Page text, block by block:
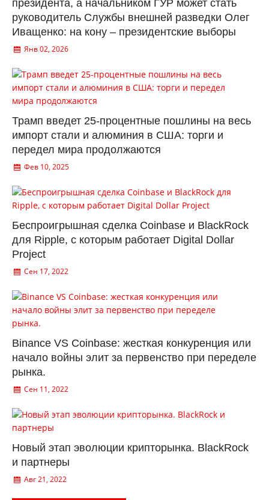
президента, а начальником ГУР может стать
руководитель Службы внешней разведки Олег
Иващенко: на кону – президентские выборы
Янв 02, 2026
Трамп введет 25-процентные пошлины на весь
импорт стали и алюминия в США: торги и
передел мира продолжаются
Фев 10, 2025
Беспроигрышная сделка Coinbase и BlackRock
для Ripple, с которым работает Digital Dollar
Project
Сен 17, 2022
Binance VS Coinbase: жесткая конкуренция или
начало войны элит за первенство при переделе
рынка.
Сен 11, 2022
Новый этап эволюции крипторынка. BlackRock
и партнеры
Авг 21, 2022